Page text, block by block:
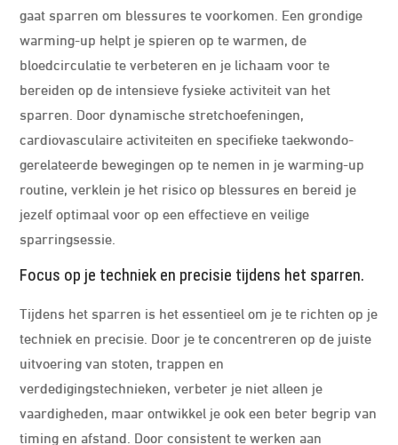
gaat sparren om blessures te voorkomen. Een grondige
warming-up helpt je spieren op te warmen, de
bloedcirculatie te verbeteren en je lichaam voor te
bereiden op de intensieve fysieke activiteit van het
sparren. Door dynamische stretchoefeningen,
cardiovasculaire activiteiten en specifieke taekwondo-
gerelateerde bewegingen op te nemen in je warming-up
routine, verklein je het risico op blessures en bereid je
jezelf optimaal voor op een effectieve en veilige
sparringsessie.
Focus op je techniek en precisie tijdens het sparren.
Tijdens het sparren is het essentieel om je te richten op je
techniek en precisie. Door je te concentreren op de juiste
uitvoering van stoten, trappen en
verdedigingstechnieken, verbeter je niet alleen je
vaardigheden, maar ontwikkel je ook een beter begrip van
timing en afstand. Door consistent te werken aan